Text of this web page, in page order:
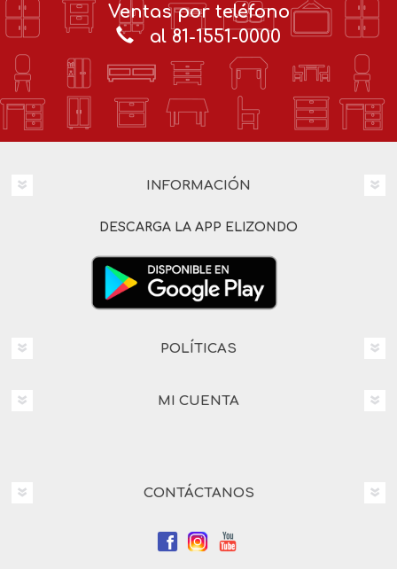
Ventas por teléfono
al 81-1551-0000
INFORMACIÓN
DESCARGA LA APP ELIZONDO
POLÍTICAS
MI CUENTA
CONTÁCTANOS